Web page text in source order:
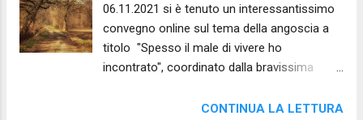
stretto il rifiuto del nostro stesso
nutrimento. D'altronde bisogna, lo sai, saper
chiudere gli occhi per mantener vivo il sogno.
Chiediti piuttosto quale miracolo renda i
astigmatico e affaticato, quale silenzio
06.11.2021 si è tenuto un interessantissimo
convegno online sul tema della angoscia a
titolo "Spesso il male di vivere ho
incontrato", coordinato dalla bravissima
del convegno (diviso in sei parti) e il testo
CONTINUA LA LETTURA